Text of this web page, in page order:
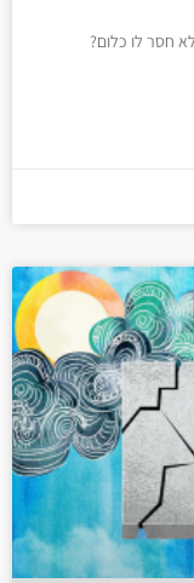
חסר לו כלום?